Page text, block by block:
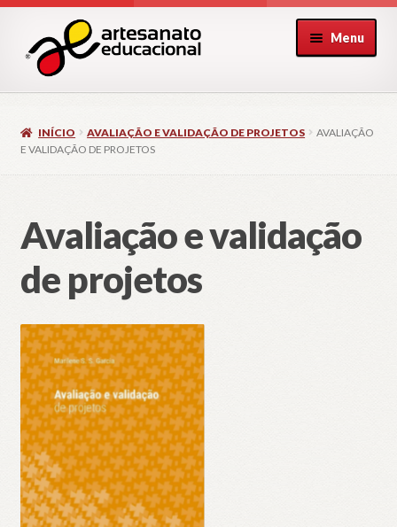
para
navegação
para
conteúdo
Menu
INÍCIO AVALIAÇÃO E VALIDAÇÃO DE PROJETOS
AVALIAÇÃO
E VALIDAÇÃO DE PROJETOS
Avaliação e validação
de projetos